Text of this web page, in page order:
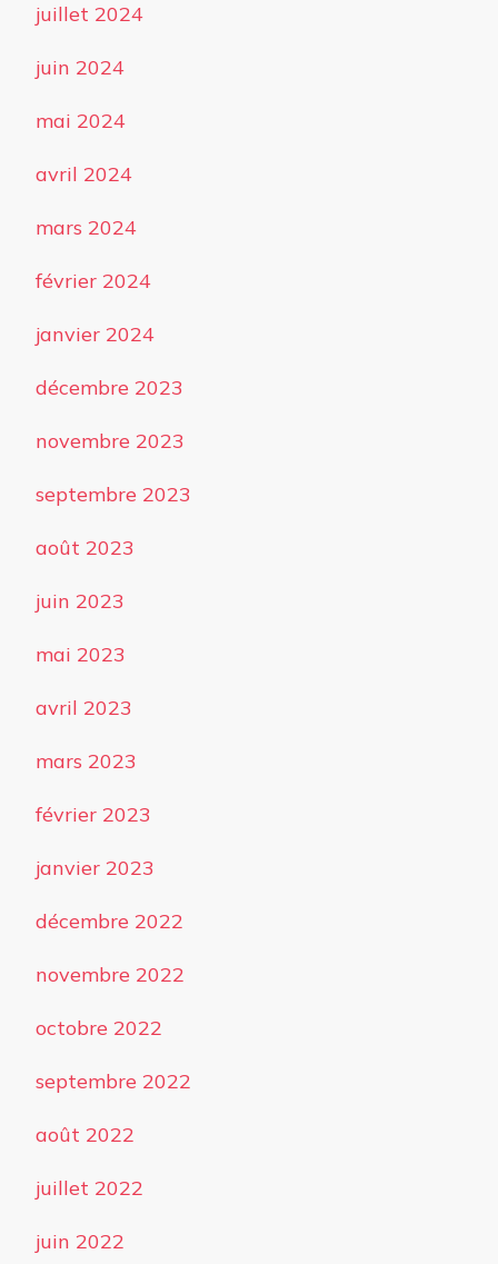
juillet 2024
juin 2024
mai 2024
avril 2024
mars 2024
février 2024
janvier 2024
décembre 2023
novembre 2023
septembre 2023
août 2023
juin 2023
mai 2023
avril 2023
mars 2023
février 2023
janvier 2023
décembre 2022
novembre 2022
octobre 2022
septembre 2022
août 2022
juillet 2022
juin 2022